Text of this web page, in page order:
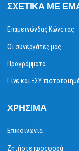
ΣΧΕΤΙΚΆ ΜΕ
Επαμεινώνδας Κώνστας
Οι συνεργάτες μας
Προγράμματα
Γίνε και ΕΣΥ
ΧΡΉΣΙΜΑ
Επικοινωνία
Ζητήστε προσφορά